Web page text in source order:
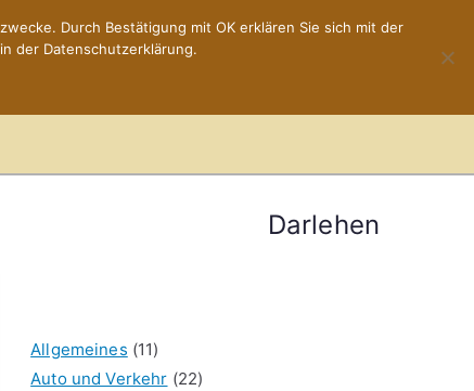
Darlehen
Allgemeines (11)
Auto und Verkehr (22)
Durch Bestätigung mit OK erklären Sie sich mit der
der Datenschutzerklärung.